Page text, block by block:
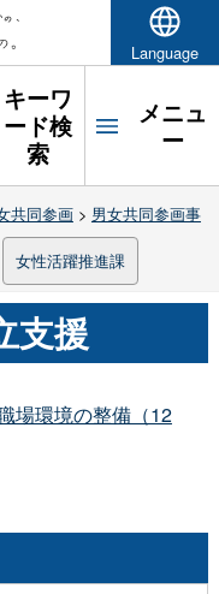
Language
キーワ
ード検
索
メニュ
ー
共同参画> 男女共同参画事
女性活躍推進課
支援
場環境の整備（12